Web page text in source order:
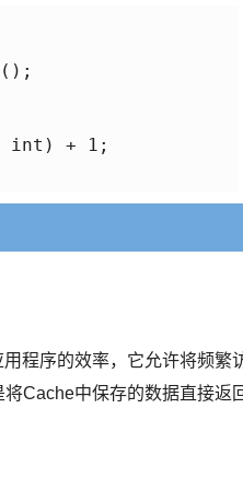
int) + 1;
程序的效率，它允许将频繁
Cache中保存的数据直接返